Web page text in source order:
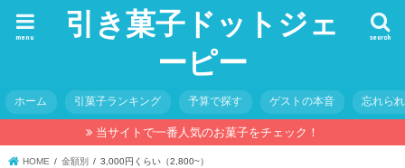
引き菓子ドットジェ
ーピー
search
menu
ホーム 引菓子ランキング 予算で探す ゲストの本音 忘れら
当サイトで一番人気のお菓子をチェック！
HOME 金額別 3,000円くらい（2,800~）